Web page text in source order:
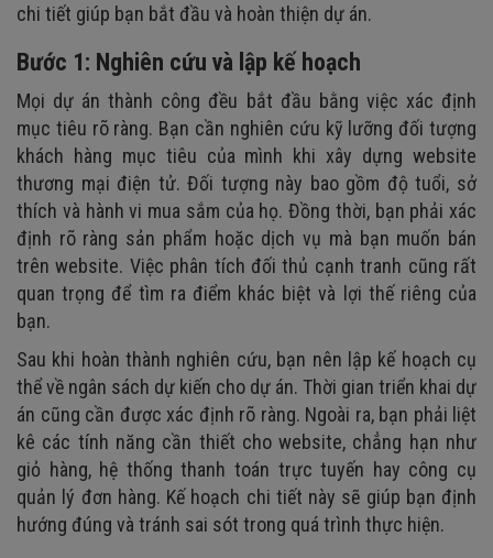
chi tiết giúp bạn bắt đầu và hoàn thiện dự án.
Bước 1: Nghiên cứu và lập kế hoạch
Mọi dự án thành công đều bắt đầu bằng việc xác định
mục tiêu rõ ràng. Bạn cần nghiên cứu kỹ lưỡng đối tượng
khách hàng mục tiêu của mình khi xây dựng website
thương mại điện tử. Đối tượng này bao gồm độ tuổi, sở
thích và hành vi mua sắm của họ. Đồng thời, bạn phải xác
định rõ ràng sản phẩm hoặc dịch vụ mà bạn muốn bán
trên website. Việc phân tích đối thủ cạnh tranh cũng rất
quan trọng để tìm ra điểm khác biệt và lợi thế riêng của
bạn.
Sau khi hoàn thành nghiên cứu, bạn nên lập kế hoạch cụ
thể về ngân sách dự kiến cho dự án. Thời gian triển khai dự
án cũng cần được xác định rõ ràng. Ngoài ra, bạn phải liệt
kê các tính năng cần thiết cho website, chẳng hạn như
giỏ hàng, hệ thống thanh toán trực tuyến hay công cụ
quản lý đơn hàng. Kế hoạch chi tiết này sẽ giúp bạn định
hướng đúng và tránh sai sót trong quá trình thực hiện.